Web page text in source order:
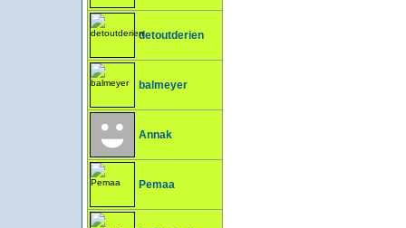
detoutderien
balmeyer
Annak
Pemaa